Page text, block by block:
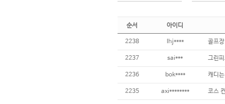
순서 아이디
2238 lhj****
2237 sai***
2236 bok****
2235 axi********